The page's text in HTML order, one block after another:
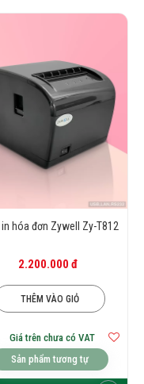
in hóa đơn Zywell Zy-T812
2.200.000 đ
THÊM VÀO GIỎ
Giá trên chưa có VAT
Sản phẩm tương tự